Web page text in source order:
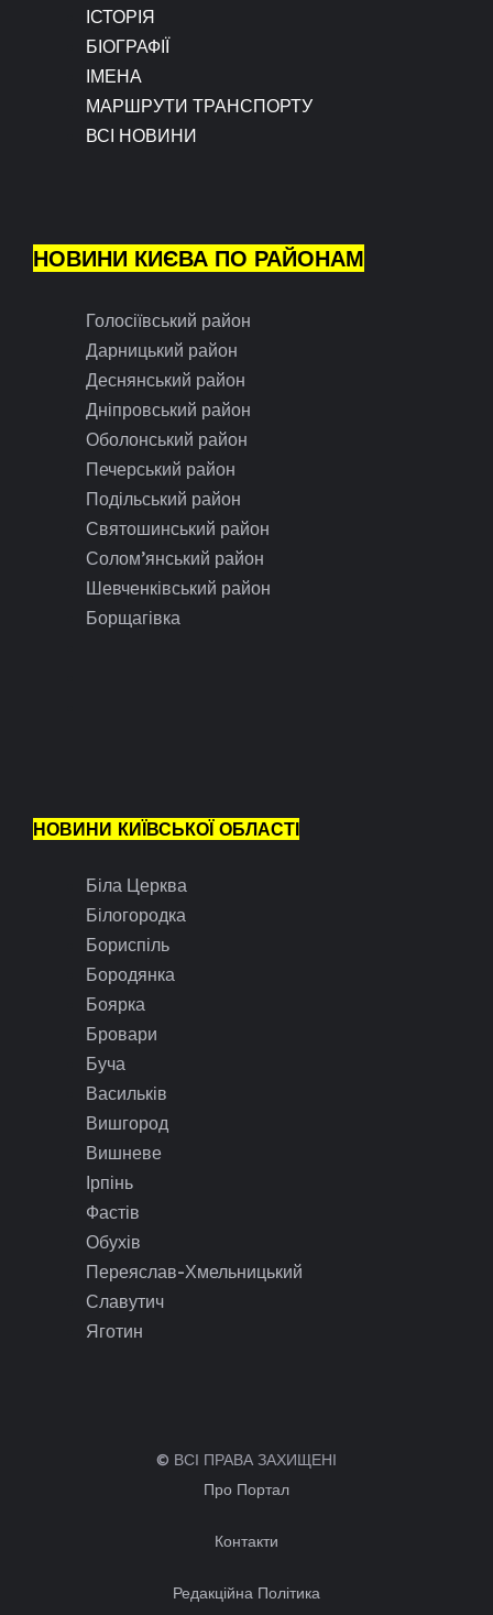
ІСТОРІЯ
БІОГРАФІЇ
ІМЕНА
МАРШРУТИ ТРАНСПОРТУ
ВСІ НОВИНИ
НОВИНИ КИЄВА ПО РАЙОНАМ
Голосіївський район
Дарницький район
Деснянський район
Дніпровський район
Оболонський район
Печерський район
Подільський район
Святошинський район
Солом’янський район
Шевченківський район
Борщагівка
НОВИНИ КИЇВСЬКОЇ ОБЛАСТІ
Біла Церква
Білогородка
Бориспіль
Бородянка
Боярка
Бровари
Буча
Васильків
Вишгород
Вишневе
Ірпінь
Фастів
Обухів
Переяслав-Хмельницький
Славутич
Яготин
© ВСІ ПРАВА ЗАХИЩЕНІ
Про Портал
Контакти
Редакційна Політика